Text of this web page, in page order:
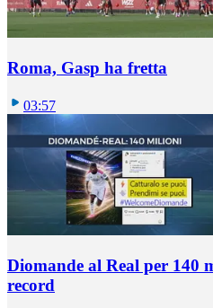
Roma, Gasp ha fretta
03:57
Diomande al Real per 140
record